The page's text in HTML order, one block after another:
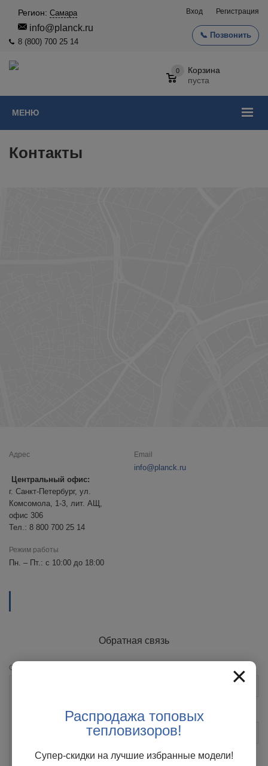
Регион: Самара
info@planck.ru
8 (800) 700 25 14
📞 Позвонить
Вход Регистрация
МЕНЮ
0
Корзина
пуста
Контакты
Адрес
Центральный офис:
г. Санкт-Петербург, ул.
Комсомола, 1-3, лит. АЩ,
офис 306
Тел.: 8 800 700 25 14
Email
info@planck.ru
Режим работы
Пн. – Пт.: с 10:00 до 18:00
Обратная связь
Сообщение
Контактный телефон
E-mail
×
Распродажа топовых
тепловизоров!
Супер-скидки на лучшие избранные модели!